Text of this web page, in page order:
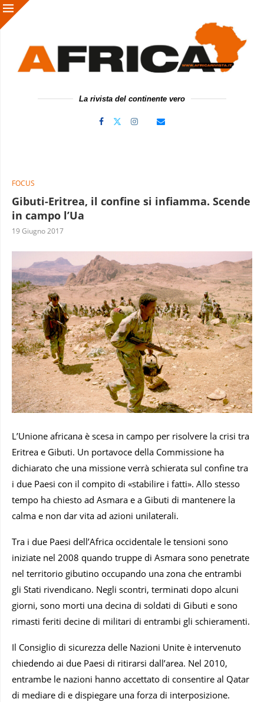
La rivista del continente vero
FOCUS
Gibuti-Eritrea, il confine si infiamma. Scende
in campo l’Ua
19 Giugno 2017
L’Unione africana è scesa in campo per risolvere la crisi tra
Eritrea e Gibuti. Un portavoce della Commissione ha
dichiarato che una missione verrà schierata sul confine tra
i due Paesi con il compito di «stabilire i fatti». Allo stesso
tempo ha chiesto ad Asmara e a Gibuti di mantenere la
calma e non dar vita ad azioni unilaterali.
Tra i due Paesi dell’Africa occidentale le tensioni sono
iniziate nel 2008 quando truppe di Asmara sono penetrate
nel territorio gibutino occupando una zona che entrambi
gli Stati rivendicano. Negli scontri, terminati dopo alcuni
giorni, sono morti una decina di soldati di Gibuti e sono
rimasti feriti decine di militari di entrambi gli schieramenti.
Il Consiglio di sicurezza delle Nazioni Unite è intervenuto
chiedendo ai due Paesi di ritirarsi dall’area. Nel 2010,
entrambe le nazioni hanno accettato di consentire al Qatar
di mediare di e dispiegare una forza di interposizione.